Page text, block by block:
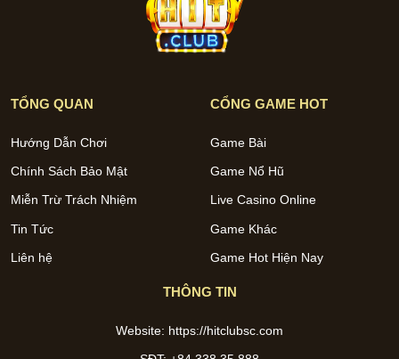
TỔNG QUAN
Hướng Dẫn Chơi
Chính Sách Bảo Mật
Miễn Trừ Trách Nhiệm
Tin Tức
Liên hệ
CỔNG GAME HOT
Game Bài
Game Nổ Hũ
Live Casino Online
Game Khác
Game Hot Hiện Nay
THÔNG TIN
Website: https://hitclubsc.com